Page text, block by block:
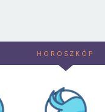
HOROSZKÓP